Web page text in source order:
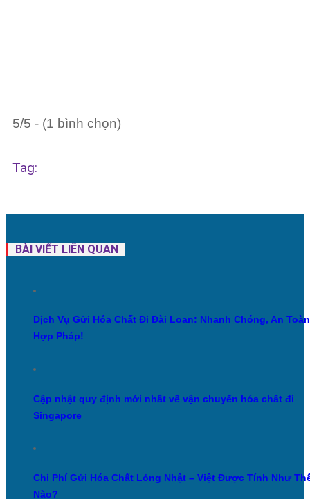
5/5 - (1 bình chọn)
Tag:
BÀI VIẾT LIÊN QUAN
Dịch Vụ Gửi Hóa Chất Đi Đài Loan: Nhanh Chóng, An
Hợp Pháp!
Cập nhật quy định mới nhất về vận chuyển hóa chất đi
Singapore
Chi Phí Gửi Hóa Chất Lỏng Nhật – Việt Được Tính Như
Nào?